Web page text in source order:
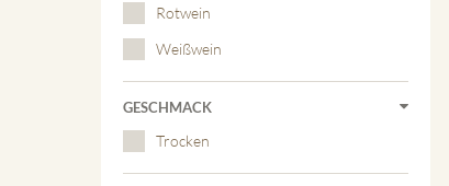
Rotwein
Weißwein
GESCHMACK
Trocken